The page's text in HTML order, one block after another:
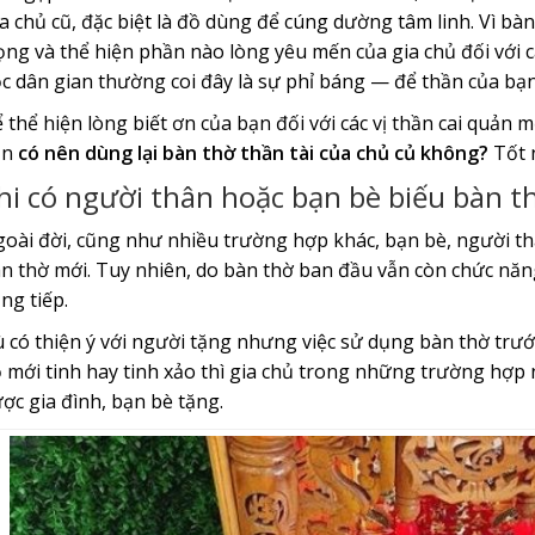
chủ cũ, đặc biệt là đồ dùng để cúng dường tâm linh. Vì
và thể hiện phần nào lòng yêu mến của gia chủ đối với
dân gian thường coi đây là sự phỉ báng — để thần của
thể hiện lòng biết ơn của bạn đối với các vị thần cai quản
có nên dùng lại bàn thờ thần tài của chủ củ không? Tốt
có người thân hoặc bạn bè biếu bàn
đời, cũng như nhiều trường hợp khác, bạn bè, người
thờ mới. Tuy nhiên, do bàn thờ ban đầu vẫn còn chức
tiếp.
có thiện ý với người tặng nhưng việc sử dụng bàn thờ
mới tinh hay tinh xảo thì gia chủ trong những trường hợp
gia đình, bạn bè tặng.